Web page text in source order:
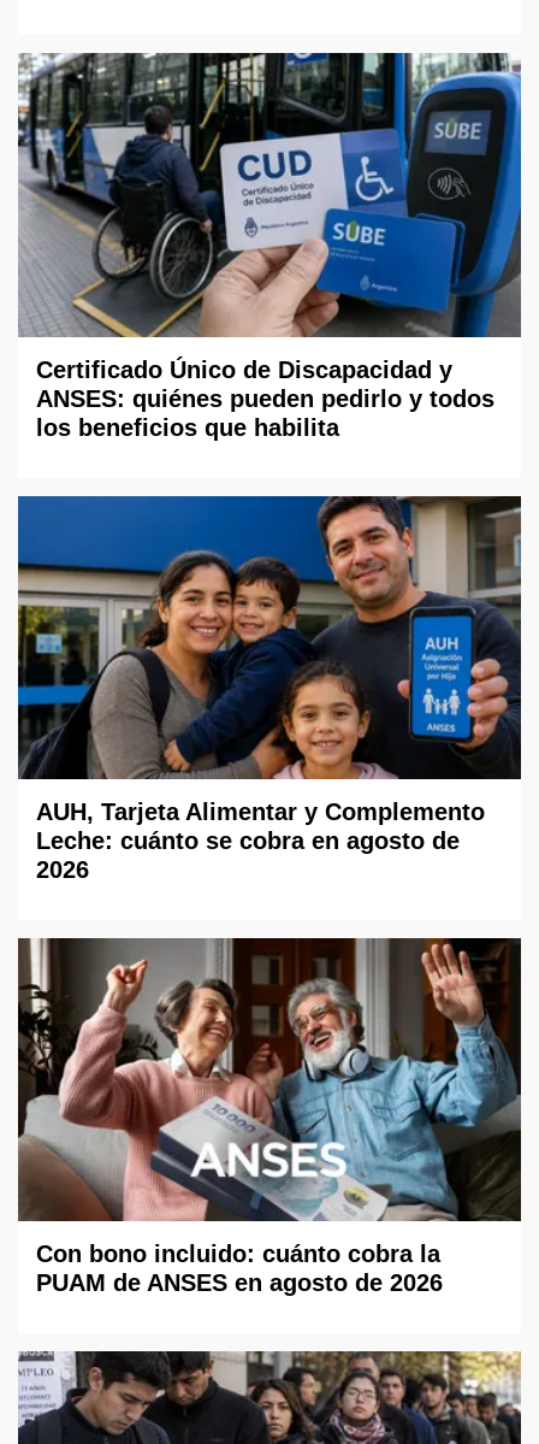
Certificado Único de Discapacidad y
ANSES: quiénes pueden pedirlo y todos
los beneficios que habilita
AUH, Tarjeta Alimentar y Complemento
Leche: cuánto se cobra en agosto de
2026
Con bono incluido: cuánto cobra la
PUAM de ANSES en agosto de 2026